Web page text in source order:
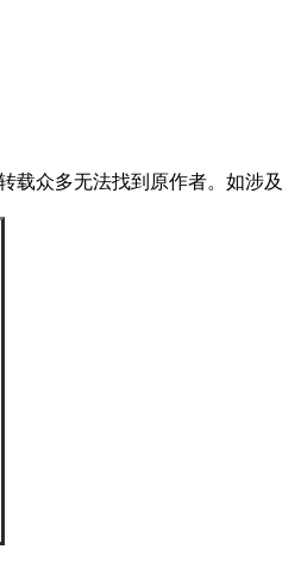
多无法找到原作者。如涉及